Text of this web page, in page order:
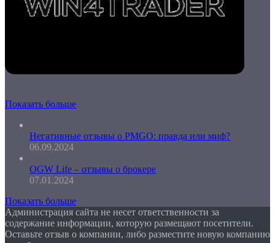
Показать больше
Негативные отзывы о PMGO: правда или миф?
06.09.2024
OGW Life – отзывы о брокере
07.01.2024
Показать больше
Администрация сайта не несет ответственности за
содержание информации, которую размещают посетители.
Оставьте отзыв о компании, либо разместите новую компанию